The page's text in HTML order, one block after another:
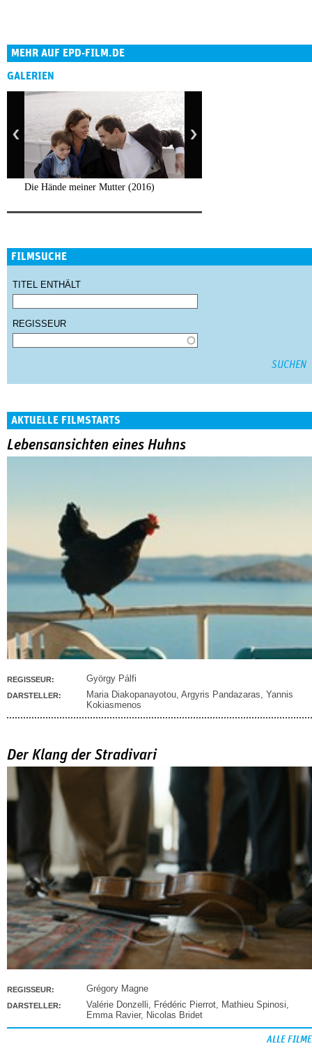
MEHR AUF EPD-FILM.DE
GALERIEN
Die Hände meiner Mutter (2016)
FILMSUCHE
TITEL ENTHÄLT
REGISSEUR
AKTUELLE FILMSTARTS
Lebensansichten eines Huhns
REGISSEUR: György Pálfi
DARSTELLER: Maria Diakopanayotou, Argyris Pandazaras, Yannis
Kokiasmenos
Der Klang der Stradivari
REGISSEUR: Grégory Magne
DARSTELLER: Valérie Donzelli, Frédéric Pierrot, Mathieu Spinosi,
Emma Ravier, Nicolas Bridet
ALLE FILME